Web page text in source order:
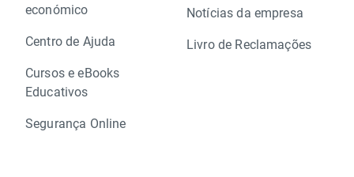
económico
Centro de Ajuda
Cursos e eBooks
Educativos
Segurança Online
Notícias da empresa
Livro de Reclamações